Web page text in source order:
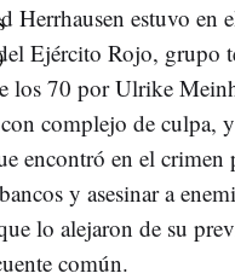
Herrhausen estuvo en
Ejército Rojo, grupo
los 70 por Ulrike
complejo de culpa,
encontró en el crimen
y asesinar a
lo alejaron de su
común.